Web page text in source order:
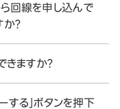
回線を申し込んで
？
きますか？
する」ボタンを押下